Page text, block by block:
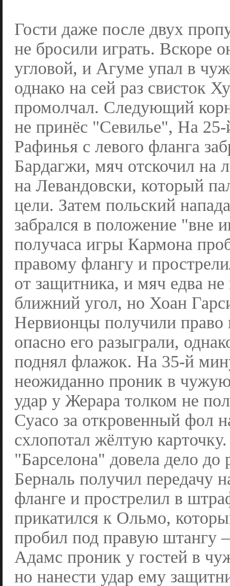
Гости даже после двух
не бросили играть. Вскоре
угловой, и Агуме упал в
однако на сей раз свисток
промолчал. Следующий
не принёс "Севилье", На
Рафинья с левого фланга
Бардагжи, мяч отскочил
на Левандовски, который
цели. Затем польский
забрался в положение "вне
получаса игры Кармона
правому флангу и
от защитника, и мяч едва не
ближний угол, но Хоан
Нервионцы получили право
опасно его разыграли,
поднял флажок. На 35-й
неожиданно проник в
удар у Жерара толком не
Суасо за откровенный фол
схлопотал жёлтую
"Барселона" довела дело до
Берналь получил передачу
фланге и прострелил в
прикатился к Ольмо,
пробил под правую штангу
Адамс проник у гостей в
но нанести удар ему